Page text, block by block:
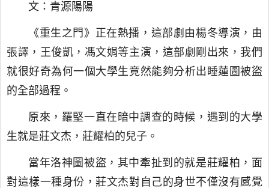
文：青源陽陽
《重生之門》正在熱播，這部劇由楊冬導演，由
張譯，王俊凱，馮文娟等主演，這部劇剛出來，我們
就很好奇為何一個大學生竟然能夠分析出睡蓮圖被盜
的全部過程。
原來，羅堅一直在暗中調查的時候，遇到的大學
生就是莊文杰，莊耀柏的兒子。
當年洛神圖被盜，其中牽扯到的就是莊耀柏，面
對這樣一種身份，莊文杰對自己的身世不僅沒有感覺